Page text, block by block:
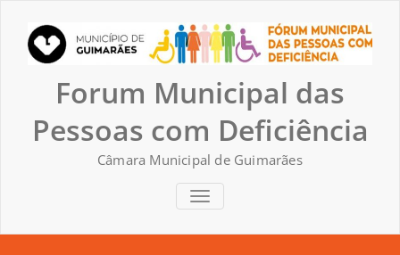
content
Forum Municipal das
Pessoas com Deficiência
Câmara Municipal de Guimarães
TOGGLE NAVIGATION